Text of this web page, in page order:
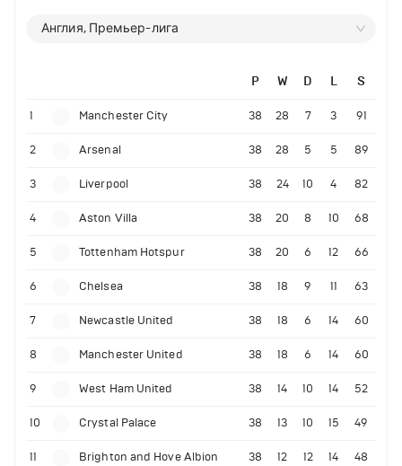
Англия, Премьер-лига
P W D L S
1 Manchester City 38 28 7 3 91
2 Arsenal 38 28 5 5 89
3 Liverpool 38 24 10 4 82
4 Aston Villa 38 20 8 10 68
5 Tottenham Hotspur 38 20 6 12 66
6 Chelsea 38 18 9 11 63
7 Newcastle United 38 18 6 14 60
8 Manchester United 38 18 6 14 60
9 West Ham United 38 14 10 14 52
10 Crystal Palace 38 13 10 15 49
11 Brighton and Hove Albion 38 12 12 14 48